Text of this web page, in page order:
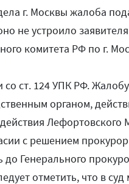
г. Москвы жалоба
не устроило
комитета РФ по г.
со ст. 124 УПК РФ.
органом,
с решением
Генерального
отметить, что в